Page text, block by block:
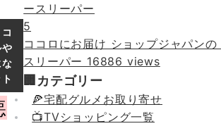
5
ココロにお届け ショップジャパンの
スリーパー 16886 views
🏢カテゴリー
🍕宅配グルメお取り寄せ
📺TVショッピング一覧